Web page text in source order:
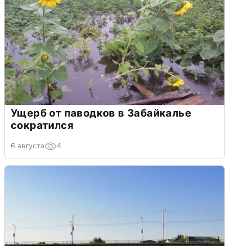
Ущерб от паводков в Забайкалье
сократился
6 августа 4